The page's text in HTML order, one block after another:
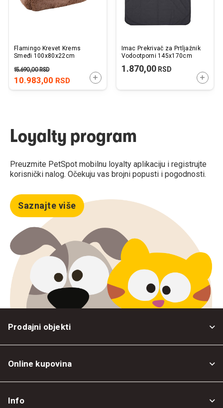
Flamingo Krevet Krems
Smeđi 100x80x22cm
10.983,00 RSD
15.690,00RSD
DODAJTE U KORPU
Imac Prekrivač za Prtljažnik
Vodootporni 145x170cm
1.870,00RSD
Loyalty program
Preuzmite PetSpot mobilnu loyalty aplikaciju i registrujte
korisnički nalog. Očekuju vas brojni popusti i pogodnosti.
Saznajte više
Prodajni objekti
Online kupovina
Info